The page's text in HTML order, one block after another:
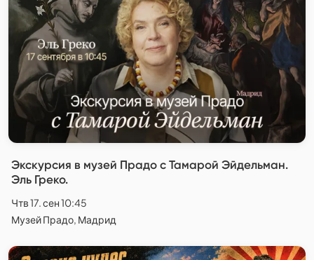
Экскурсия в музей Прадо с Тамарой Эйдельман.
Эль Греко.
Чтв 17. сен 10:45
Музей Прадо, Мадрид